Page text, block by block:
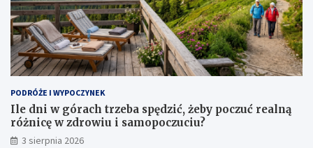
PODRÓŻE I WYPOCZYNEK
Ile dni w górach trzeba spędzić, żeby poczuć realną
różnicę w zdrowiu i samopoczuciu?
3 sierpnia 2026